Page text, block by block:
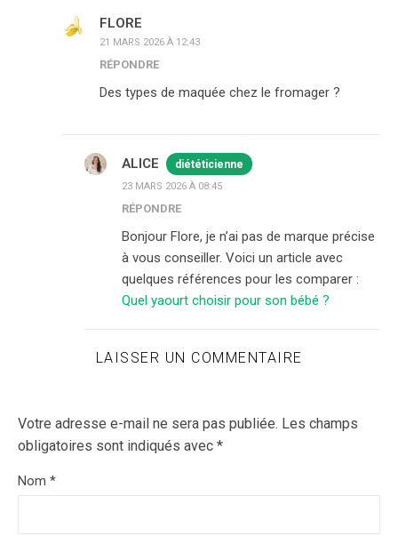
FLORE
21 MARS 2026 À 12:43
RÉPONDRE
Des types de maquée chez le fromager ?
ALICE diététicienne
23 MARS 2026 À 08:45
RÉPONDRE
Bonjour Flore, je n’ai pas de marque précise
à vous conseiller. Voici un article avec
quelques références pour les comparer :
Quel yaourt choisir pour son bébé ?
LAISSER UN COMMENTAIRE
Votre adresse e-mail ne sera pas publiée. Les champs
obligatoires sont indiqués avec *
Nom *